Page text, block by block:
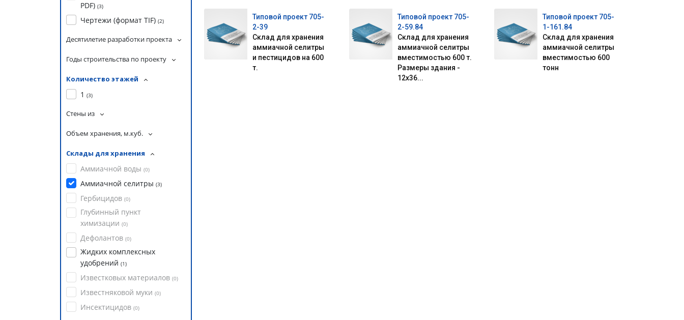
PDF) (3)
Чертежи (формат TIF) (2)
Десятилетие разработки проекта
Годы строительства по проекту
Количество этажей
1 (3)
Стены из
Объем хранения, м.куб.
Склады для хранения
Аммиачной воды (0)
Аммиачной селитры (3)
Гербицидов (0)
Глубинный пункт
химизации (0)
Дефолантов (0)
Жидких комплексных
удобрений (1)
Известковых материалов (0)
Известняковой муки (0)
Инсектицидов (0)
Типовой проект 705-
2-39
Склад для хранения
аммиачной селитры
и пестицидов на 600
т.
Типовой проект 705-
2-59.84
Склад для хранения
аммиачной селитры
вместимостью 600 т.
Размеры здания -
12x36...
Типовой проект 705-
1-161.84
Склад для хранения
аммиачной селитры
вместимостью 600
тонн